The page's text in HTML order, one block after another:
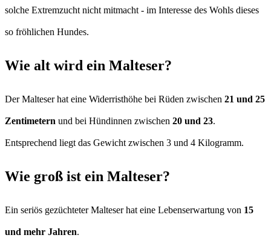
solche Extremzucht nicht mitmacht - im Interesse des Wohls dieses
so fröhlichen Hundes.
Wie alt wird ein Malteser?
Der Malteser hat eine Widerristhöhe bei Rüden zwischen 21 und 25
Zentimetern und bei Hündinnen zwischen 20 und 23.
Entsprechend liegt das Gewicht zwischen 3 und 4 Kilogramm.
Wie groß ist ein Malteser?
Ein seriös gezüchteter Malteser hat eine Lebenserwartung von 15
und mehr Jahren.